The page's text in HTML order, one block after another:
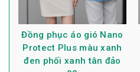
Đồng phục áo gió Nano
Protect Plus màu xanh
đen phối xanh tân đảo